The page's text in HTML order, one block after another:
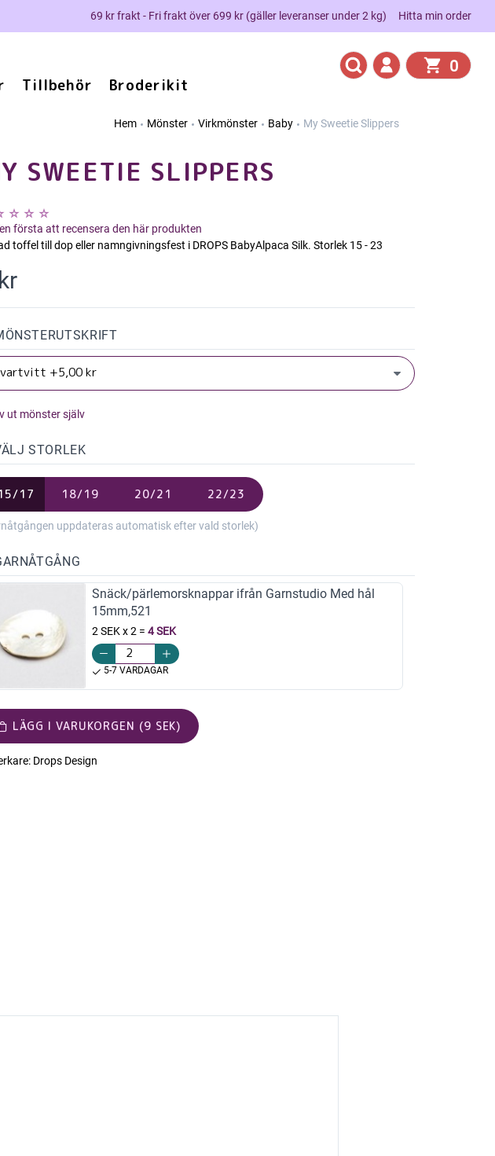
69 kr frakt - Fri frakt över 699 kr (gäller leveranser under 2 kg) Hitta min order
Tillbehör Broderikit
0
Hem Mönster Virkmönster Baby My Sweetie Slippers
SWEETIE SLIPPERS
första att recensera den här produkten
toffel till dop eller namngivningsfest i DROPS BabyAlpaca Silk. Storlek 15 - 23
ut mönster själv
STORLEK
17 18/19 20/21 22/23
uppdateras automatisk efter vald storlek)
Snäck/pärlemorsknappar ifrån Garnstudio Med hål
15mm,521
2 SEK x 2 = 4 SEK
5-7 VARDAGAR
LÄGG I VARUKORGEN (9 SEK)
Drops Design